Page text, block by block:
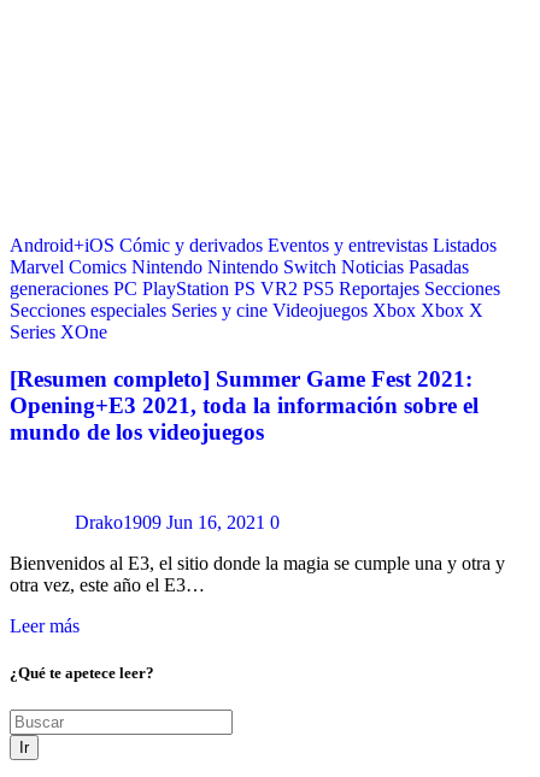
Android+iOS Cómic y derivados Eventos y entrevistas Listados
Marvel Comics Nintendo Nintendo Switch Noticias Pasadas
generaciones PC PlayStation PS VR2 PS5 Reportajes Secciones
Secciones especiales Series y cine Videojuegos Xbox Xbox X
Series XOne
[Resumen completo] Summer Game Fest 2021:
Opening+E3 2021, toda la información sobre el
mundo de los videojuegos
Drako1909 Jun 16, 2021 0
Bienvenidos al E3, el sitio donde la magia se cumple una y otra y
otra vez, este año el E3…
Leer más
¿Qué te apetece leer?
Ir